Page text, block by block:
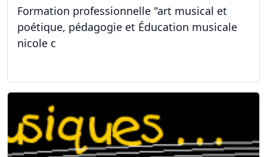
Formation professionnelle "art musical et
poétique, pédagogie et Éducation musicale
nicole c